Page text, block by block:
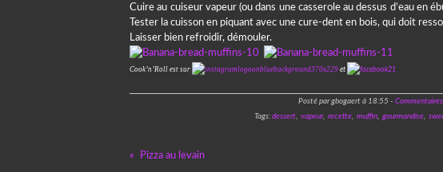
Cuire au cuiseur vapeur (ou dans une casserole au dessus d’eau en
Tester la cuisson en piquant avec une cure-dent en bois, qui doit
Laisser bien refroidir, démouler.
Cook’n’Roll est sur et
Posté par gbogaert à 18:55 -
Tags: dessert, vapeur, recette, muffin, gourmandise,
Pizza au levain